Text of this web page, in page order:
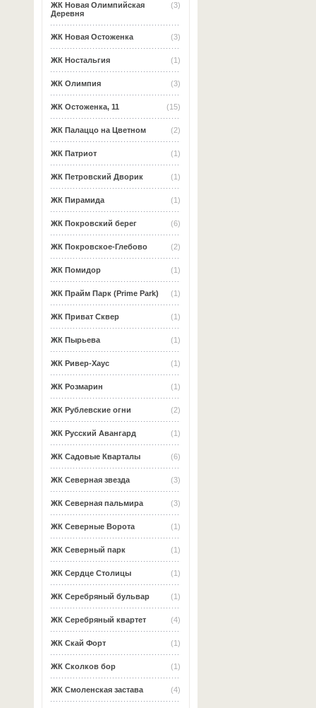
(3)
ЖК Новая Олимпийская
Деревня
(3)
ЖК Новая Остоженка
(1)
ЖК Ностальгия
(3)
ЖК Олимпия
(15)
ЖК Остоженка, 11
(2)
ЖК Палаццо на Цветном
(1)
ЖК Патриот
(1)
ЖК Петровский Дворик
(1)
ЖК Пирамида
(6)
ЖК Покровский берег
(2)
ЖК Покровское-Глебово
(1)
ЖК Помидор
(1)
ЖК Прайм Парк (Prime Park)
(1)
ЖК Приват Сквер
(1)
ЖК Пырьева
(1)
ЖК Ривер-Хаус
(1)
ЖК Розмарин
(2)
ЖК Рублевские огни
(1)
ЖК Русский Авангард
(6)
ЖК Садовые Кварталы
(3)
ЖК Северная звезда
(3)
ЖК Северная пальмира
(1)
ЖК Северные Ворота
(1)
ЖК Северный парк
(1)
ЖК Сердце Столицы
(1)
ЖК Серебряный бульвар
(4)
ЖК Серебряный квартет
(1)
ЖК Скай Форт
(1)
ЖК Сколков бор
(4)
ЖК Смоленская застава